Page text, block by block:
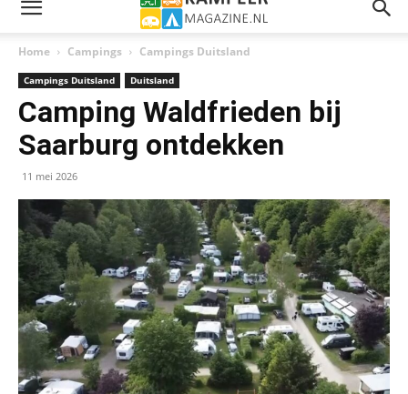
Home Campings Campings Duitsland
Campings Duitsland Duitsland
Camping Waldfrieden bij
Saarburg ontdekken
11 mei 2026